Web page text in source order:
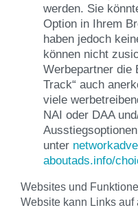
werden. Sie
Option in Ihrem
haben jedoch
können nicht
Werbepartner die
Track“ auch
viele
NAI oder DAA
unter
aboutads.info/
Websites und
Website kann Links auf